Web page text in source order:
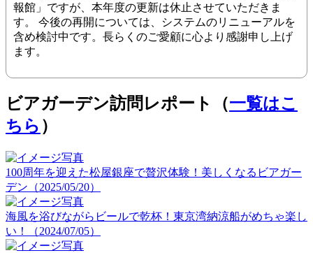
報館」ですが、本年度の更新は休止させていただきま
す。 今後の再開については、システムのリニューアルを
含め検討中です。長らくのご愛顧に心より感謝申し上げ
ます。
ビアガーデン訪問レポート（一覧はこ
ちら ）
100周年を迎えた松屋銀座で贅沢体験！美しくなるビアガー
デン（2025/05/20）
海風を浴びながらビールで乾杯！東京湾納涼船がめちゃ楽し
い！（2024/07/05）